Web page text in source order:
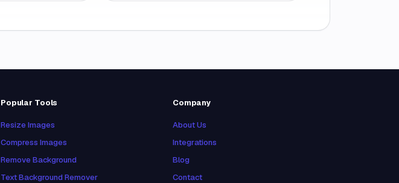
Popular Tools
Resize Images
Compress Images
Remove Background
Text Background Remover
Company
About Us
Integrations
Blog
Contact